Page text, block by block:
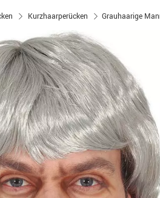
Kurzhaarperücken Grauhaarige